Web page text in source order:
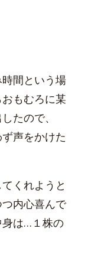
間という場
もむろに某
たので、
声をかけた
くれようと
内心喜んで
身は…１株の